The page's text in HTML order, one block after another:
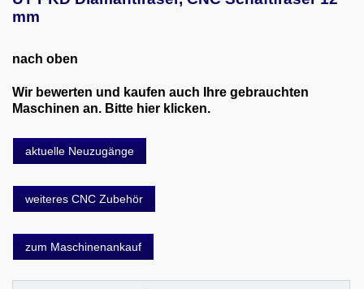
mm
nach oben
Wir bewerten und kaufen auch Ihre gebrauchten
Maschinen an. Bitte hier klicken.
aktuelle Neuzugänge
weiteres CNC Zubehör
zum Maschinenankauf